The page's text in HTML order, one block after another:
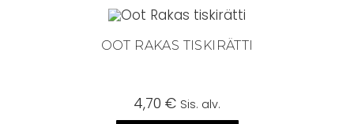
OOT RAKAS TISKIRÄTTI
4,70 € Sis. alv.